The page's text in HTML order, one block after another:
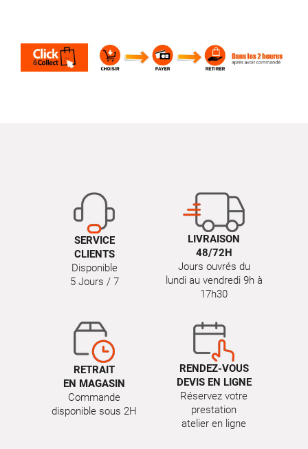
SERVICE
CLIENTS
Disponible
5 Jours / 7
LIVRAISON
48/72H
Jours ouvrés du
lundi au vendredi 9h à
17h30
RETRAIT
EN MAGASIN
Commande
disponible sous 2H
RENDEZ-VOUS
DEVIS EN LIGNE
Réservez votre
prestation
atelier en ligne